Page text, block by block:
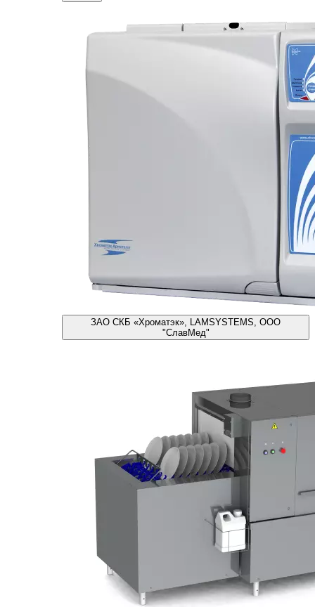
ЗАО СКБ «Хроматэк», LAMSYSTEMS, ООО
"СлавМед"